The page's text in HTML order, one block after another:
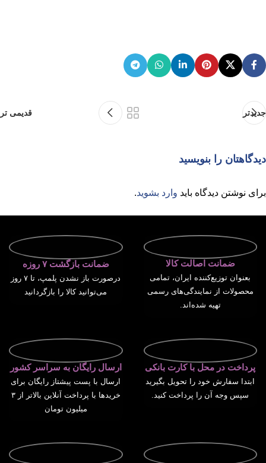
جدیدتر قدیمی تر
دیدگاهتان را بنویسید
برای نوشتن دیدگاه باید وارد بشوید.
ضمانت اصالت کالا
بعنوان توزیع‌کننده ایران، تمامی
محصولات از نمایندگی‌های رسمی
تهیه شده‌اند.
ضمانت بازگشت ۷ روزه
درصورت باز نشدن پلمپ، تا ۷ روز
می‌توانید کالا را بازگردانید
پرداخت در محل با کارت بانکی
ابتدا سفارش خود را تحویل بگیرید
سپس وجه آن را پرداخت کنید.
ارسال رایگان به سراسر کشور
ارسال با پست پیشتاز رایگان برای
خریدها با پرداخت آنلاین بالاتر از ۳
میلیون تومان